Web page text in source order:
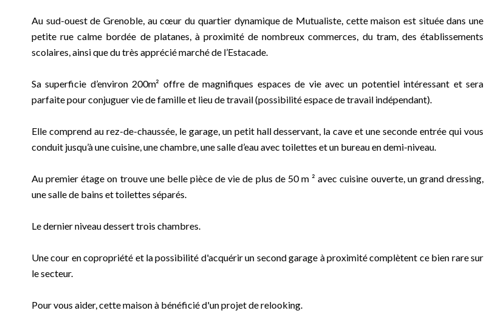
Au sud-ouest de Grenoble, au cœur du quartier dynamique de Mutualiste, cette maison est située dans une
petite rue calme bordée de platanes, à proximité de nombreux commerces, du tram, des établissements
scolaires, ainsi que du très apprécié marché de l’Estacade.
Sa superficie d’environ 200m² offre de magnifiques espaces de vie avec un potentiel intéressant et sera
parfaite pour conjuguer vie de famille et lieu de travail (possibilité espace de travail indépendant).
Elle comprend au rez-de-chaussée, le garage, un petit hall desservant, la cave et une seconde entrée qui vous
conduit jusqu’à une cuisine, une chambre, une salle d’eau avec toilettes et un bureau en demi-niveau.
Au premier étage on trouve une belle pièce de vie de plus de 50 m ² avec cuisine ouverte, un grand dressing,
une salle de bains et toilettes séparés.
Le dernier niveau dessert trois chambres.
Une cour en copropriété et la possibilité d'acquérir un second garage à proximité complètent ce bien rare sur
le secteur.
Pour vous aider, cette maison à bénéficié d'un projet de relooking.